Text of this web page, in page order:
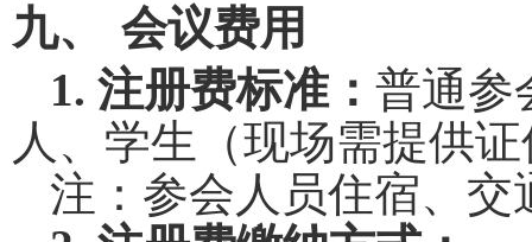
九、
会议费用
1.注册费标准：普通参
人、学生（现场需提供
注：参会人员住宿、